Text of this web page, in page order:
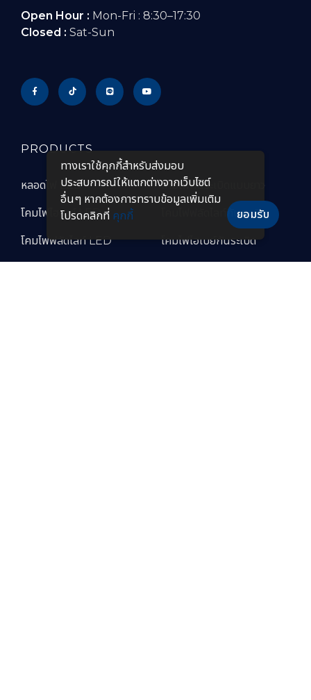
Open Hour : Mon-Fri : 8:30–17:30
Closed : Sat-Sun
PRODUCTS
หลอดไฟ LED
โคมไฟไฮเบย์ LED
โคมไฟฟลัดไลท์ LED
โคมไฟกันระเบิดแบบยาว
โคมไฟฟลัดไลท์กันระเบิด
โคมไฟไฮเบย์กันระเบิด
ทางเราใช้คุกกี้สําหรับส่งมอบ
ประสบการณ์ให้แตกต่างจากเว็บไซต์
อื่นๆ หากต้องการทราบข้อมูลเพิ่มเติม
โปรดคลิกที่ คุกกี้ ยอมรับ